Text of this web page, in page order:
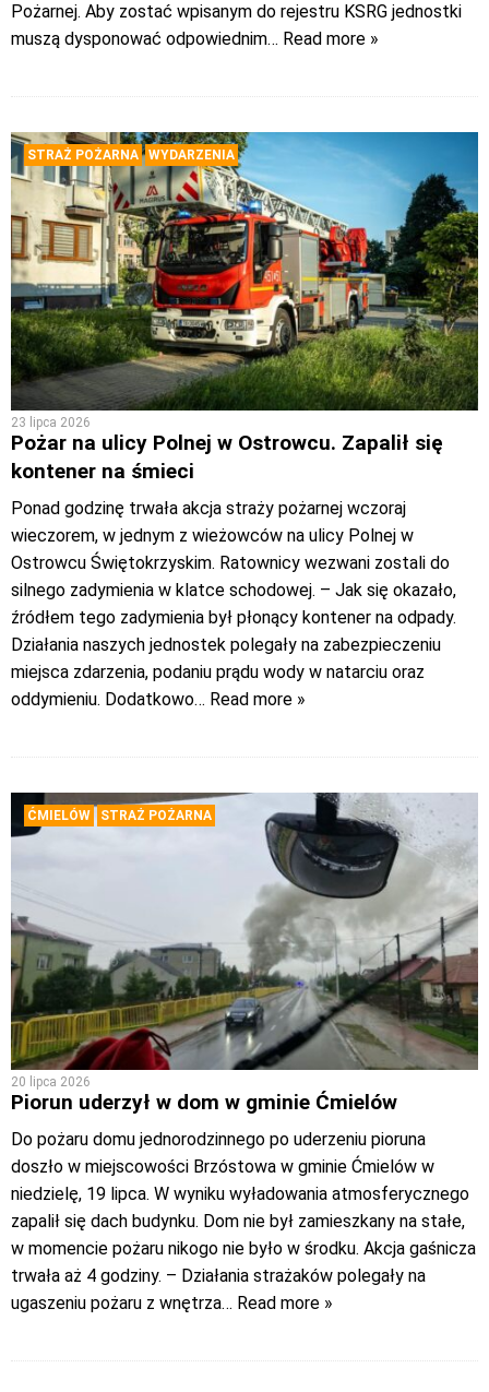
Pożarnej. Aby zostać wpisanym do rejestru KSRG jednostki
muszą dysponować odpowiednim… Read more »
STRAŻ POŻARNA WYDARZENIA
23 lipca 2026
Pożar na ulicy Polnej w Ostrowcu. Zapalił się
kontener na śmieci
Ponad godzinę trwała akcja straży pożarnej wczoraj
wieczorem, w jednym z wieżowców na ulicy Polnej w
Ostrowcu Świętokrzyskim. Ratownicy wezwani zostali do
silnego zadymienia w klatce schodowej. – Jak się okazało,
źródłem tego zadymienia był płonący kontener na odpady.
Działania naszych jednostek polegały na zabezpieczeniu
miejsca zdarzenia, podaniu prądu wody w natarciu oraz
oddymieniu. Dodatkowo… Read more »
ĆMIELÓW STRAŻ POŻARNA
20 lipca 2026
Piorun uderzył w dom w gminie Ćmielów
Do pożaru domu jednorodzinnego po uderzeniu pioruna
doszło w miejscowości Brzóstowa w gminie Ćmielów w
niedzielę, 19 lipca. W wyniku wyładowania atmosferycznego
zapalił się dach budynku. Dom nie był zamieszkany na stałe,
w momencie pożaru nikogo nie było w środku. Akcja gaśnicza
trwała aż 4 godziny. – Działania strażaków polegały na
ugaszeniu pożaru z wnętrza… Read more »